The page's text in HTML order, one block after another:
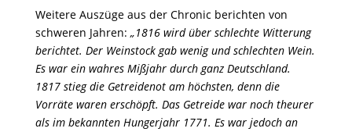
Weitere Auszüge aus der Chronic berichten von
schweren Jahren: „1816 wird über schlechte Witterung
berichtet. Der Weinstock gab wenig und schlechten Wein.
Es war ein wahres Mißjahr durch ganz Deutschland.
1817 stieg die Getreidenot am höchsten, denn die
Vorräte waren erschöpft. Das Getreide war noch theurer
als im bekannten Hungerjahr 1771. Es war jedoch an